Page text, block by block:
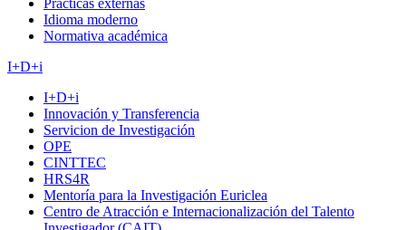
Prácticas externas
Idioma moderno
Normativa académica
I+D+i
I+D+i
Innovación y Transferencia
Servicion de Investigación
OPE
CINTTEC
HRS4R
Mentoría para la Investigación Euriclea
Centro de Atracción e Internacionalización del Talento